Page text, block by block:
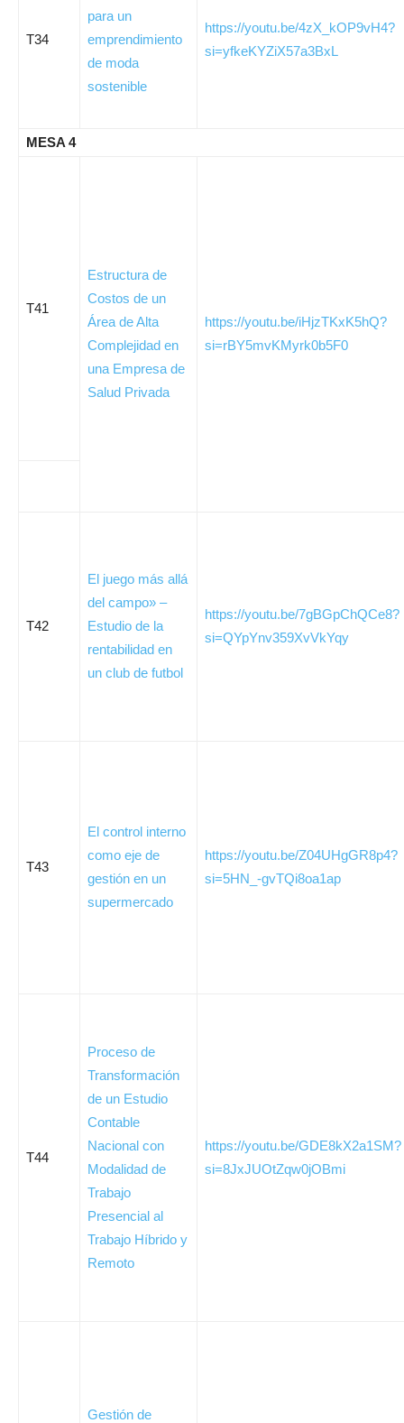
T34
para un
emprendimiento
de moda
sostenible
https://youtu.be/4zX_kOP9vH4?
si=yfkeKYZiX57a3BxL
MESA 4
T41
Estructura de
Costos de un
Área de Alta
Complejidad en
una Empresa de
Salud Privada
https://youtu.be/iHjzTKxK5hQ?
si=rBY5mvKMyrk0b5F0
T42
El juego más allá
del campo» –
Estudio de la
rentabilidad en
un club de futbol
https://youtu.be/7gBGpChQCe8?
si=QYpYnv359XvVkYqy
T43
El control interno
como eje de
gestión en un
supermercado
https://youtu.be/Z04UHgGR8p4?
si=5HN_-gvTQi8oa1ap
T44
Proceso de
Transformación
de un Estudio
Contable
Nacional con
Modalidad de
Trabajo
Presencial al
Trabajo Híbrido y
Remoto
https://youtu.be/GDE8kX2a1SM?
si=8JxJUOtZqw0jOBmi
Gestión de